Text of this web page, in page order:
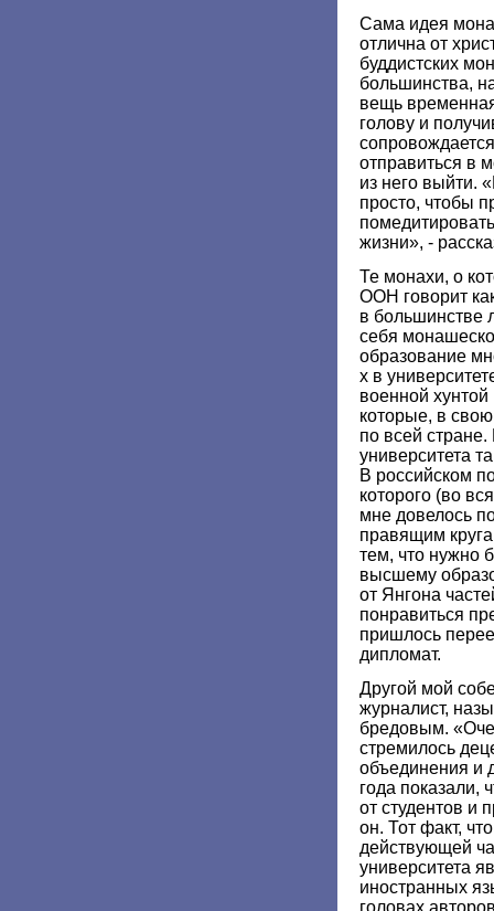
Сама идея
отлична от
буддистских
большинства,
вещь
голову и
отправиться в
из него выйти.
просто, чтобы
жизни», -
Те монахи, о
ООН говорит
в большинстве
себя
образование
х в
военной
которые, в
по всей
университета
В российском
которого (во
мне довелось
правящим
тем, что нужно
высшему
от Янгона
понравиться
пришлось
дипломат.
Другой мой
журналист,
бредовым.
стремилось
объединения и
года показали,
от студентов и
он. Тот факт,
действующей
университета
иностранных